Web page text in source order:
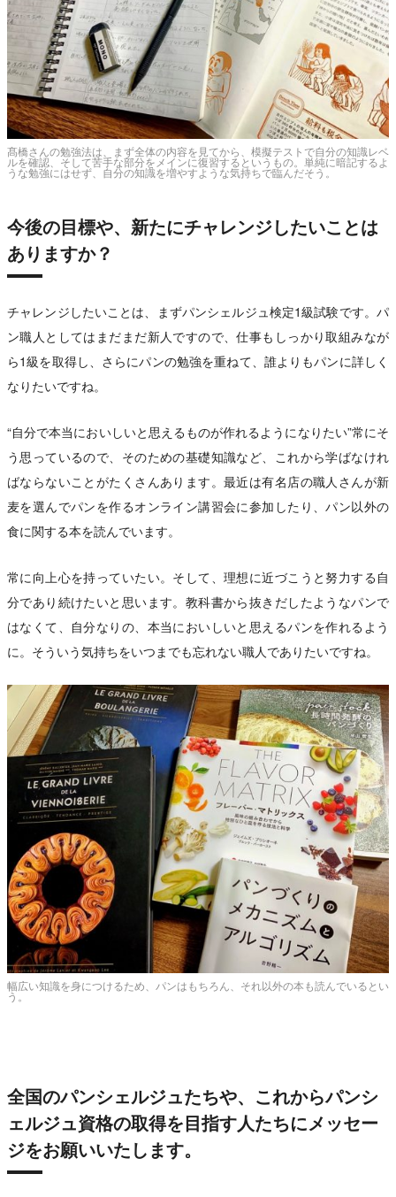
髙橋さんの勉強法は、まず全体の内容を見てから、模擬テストで自分の知識レベ
ルを確認、そして苦手な部分をメインに復習するというもの。単純に暗記するよ
うな勉強にはせず、自分の知識を増やすような気持ちで臨んだそう。
今後の目標や、新たにチャレンジしたいことは
ありますか？
チャレンジしたいことは、まずパンシェルジュ検定1級試験です。パ
ン職人としてはまだまだ新人ですので、仕事もしっかり取組みなが
ら1級を取得し、さらにパンの勉強を重ねて、誰よりもパンに詳しく
なりたいですね。
“自分で本当においしいと思えるものが作れるようになりたい”常にそ
う思っているので、そのための基礎知識など、これから学ばなけれ
ばならないことがたくさんあります。最近は有名店の職人さんが新
麦を選んでパンを作るオンライン講習会に参加したり、パン以外の
食に関する本を読んでいます。
常に向上心を持っていたい。そして、理想に近づこうと努力する自
分であり続けたいと思います。教科書から抜きだしたようなパンで
はなくて、自分なりの、本当においしいと思えるパンを作れるよう
に。そういう気持ちをいつまでも忘れない職人でありたいですね。
幅広い知識を身につけるため、パンはもちろん、それ以外の本も読んでいるとい
う。
全国のパンシェルジュたちや、これからパンシ
ェルジュ資格の取得を目指す人たちにメッセー
ジをお願いいたします。